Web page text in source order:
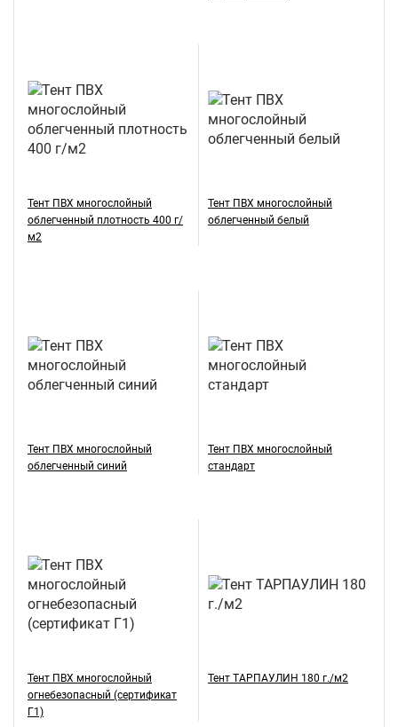
Тент ПВХ многослойный
облегченный плотность 400 г/
м2
Тент ПВХ многослойный
облегченный белый
Тент ПВХ многослойный
облегченный синий
Тент ПВХ многослойный
стандарт
Тент ПВХ многослойный
огнебезопасный (сертификат
Г1)
Тент ТАРПАУЛИН 180 г./м2